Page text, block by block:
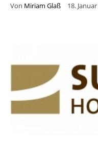
Von Miriam Glaß 18.